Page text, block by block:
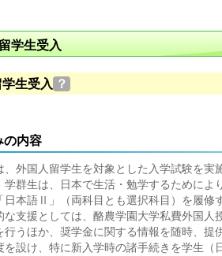
学生受入
生受入 ？
の内容
、外国人留学生を対象とした入学試験を実
学群生は、日本で生活・勉学するためによ
本語Ⅱ」（両科目とも選択科目）を履修
支援としては、酪農学園大学私費外国人
行うほか、奨学金に関する情報を随時、提
を設け、特に新入学時の諸手続きを学生（